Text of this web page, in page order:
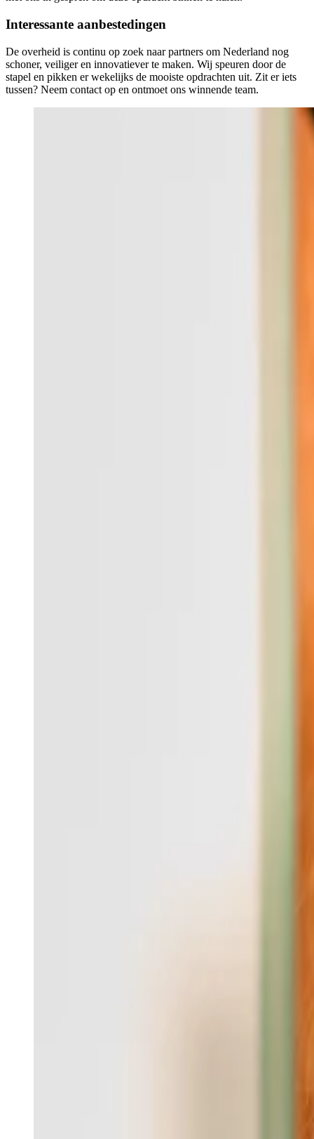
Interessante aanbestedingen
De overheid is continu op zoek naar partners om Nederland nog
schoner, veiliger en innovatiever te maken. Wij speuren door de
stapel en pikken er wekelijks de mooiste opdrachten uit. Zit er iets
tussen? Neem contact op en ontmoet ons winnende team.